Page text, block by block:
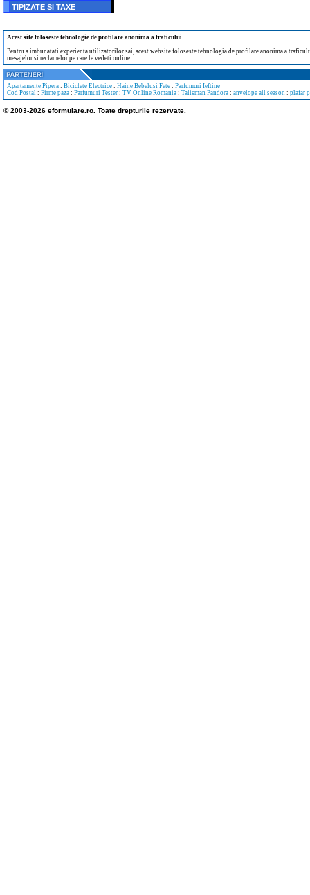
TIPIZATE SI TAXE
Acest site foloseste tehnologie de profilare anonima a traficului.
Pentru a imbunatati experienta utilizatorilor sai, acest website foloseste tehnologia de profilare anonima a
mesajelor si reclamelor pe care le vedeti online.
Apartamente Pipera : Biciclete Electrice : Haine Bebelusi Fete : Parfumuri Ieftine
Cod Postal : Firme paza : Parfumuri Tester : TV Online Romania : Talisman Pandora : anvelope all season : plafar
© 2003-2026 eformulare.ro. Toate drepturile rezervate.